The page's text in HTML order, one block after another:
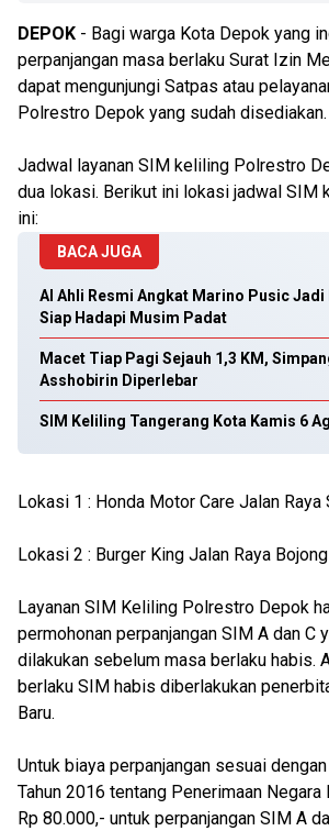
DEPOK - Bagi warga Kota Depok yang
perpanjangan masa berlaku Surat Izin
dapat mengunjungi Satpas atau
Polrestro Depok yang sudah disediakan.
Jadwal layanan SIM keliling Polrestro
dua lokasi. Berikut ini lokasi jadwal SIM
ini:
BACA JUGA
Al Ahli Resmi Angkat Marino Pusic Jadi
Siap Hadapi Musim Padat
Macet Tiap Pagi Sejauh 1,3 KM,
Asshobirin Diperlebar
SIM Keliling Tangerang Kota Kamis 6
Lokasi 1 : Honda Motor Care Jalan Raya
Lokasi 2 : Burger King Jalan Raya
Layanan SIM Keliling Polrestro Depok
permohonan perpanjangan SIM A dan C
dilakukan sebelum masa berlaku habis.
berlaku SIM habis diberlakukan
Baru.
Untuk biaya perpanjangan sesuai
Tahun 2016 tentang Penerimaan Negara
Rp 80.000,- untuk perpanjangan SIM A